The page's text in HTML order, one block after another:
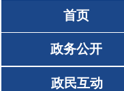
首页
政务公开
政民互动